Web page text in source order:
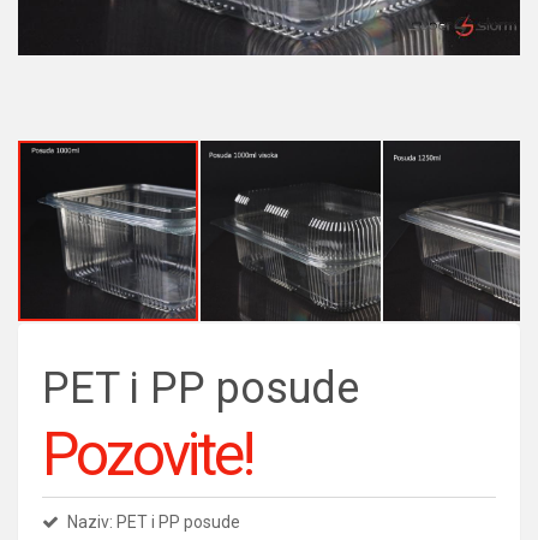
PET i PP posude
Pozovite!
Naziv: PET i PP posude